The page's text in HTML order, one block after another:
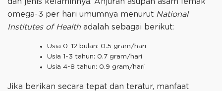
omega-3 per hari umumnya menurut National
Institutes of Health adalah sebagai berikut:
Usia 0-12 bulan: 0.5 gram/hari
Usia 1-3 tahun: 0.7 gram/hari
Usia 4-8 tahun: 0.9 gram/hari
Jika berikan secara tepat dan teratur, manfaat